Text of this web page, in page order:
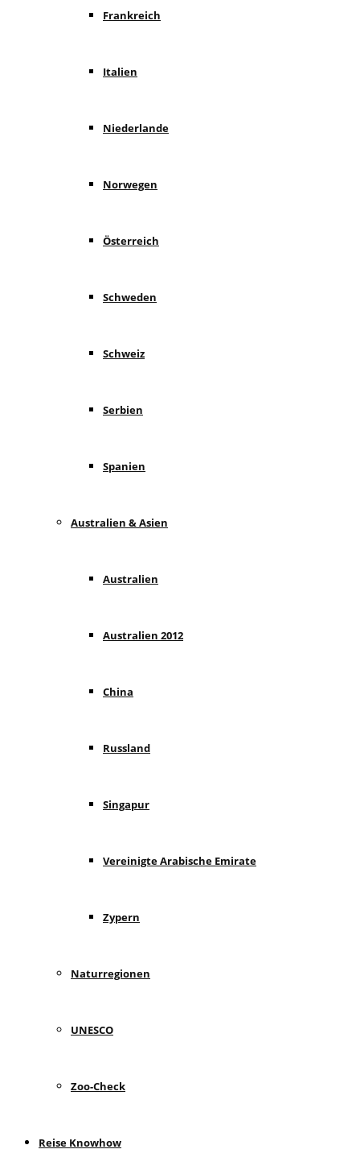
Frankreich
Italien
Niederlande
Norwegen
Österreich
Schweden
Schweiz
Serbien
Spanien
Australien & Asien
Australien
Australien 2012
China
Russland
Singapur
Vereinigte Arabische Emirate
Zypern
Naturregionen
UNESCO
Zoo-Check
Reise Knowhow